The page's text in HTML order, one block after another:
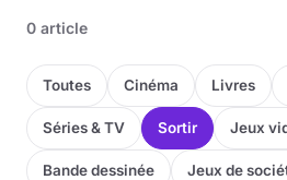
0 article
Toutes Cinéma Livres
Séries & TV Sortir Jeux
Bande dessinée Jeux de